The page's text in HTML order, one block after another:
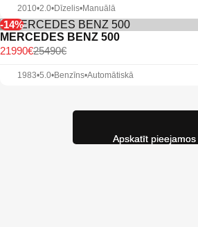
2010•2.0•Dīzelis•Manuālā
-14%
MERCEDES BENZ 500
25490€
21990€
1983•5.0•Benzīns•Automātiskā